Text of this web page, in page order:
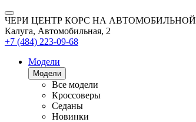
ЧЕРИ ЦЕНТР КОРС НА АВТОМОБИЛЬНОЙ
Калуга, Автомобильная, 2
+7 (484) 223-09-68
Модели
Модели
Все модели
Кроссоверы
Седаны
Новинки